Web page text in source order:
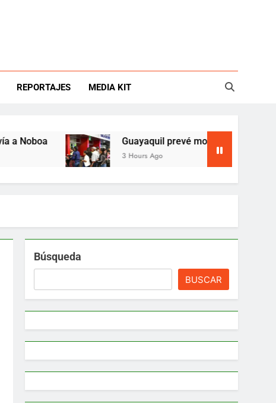
REPORTAJES MEDIA KIT
Guayaquil prevé mover 243.000 viajeros
3 Hours Ago
Búsqueda
BUSCAR